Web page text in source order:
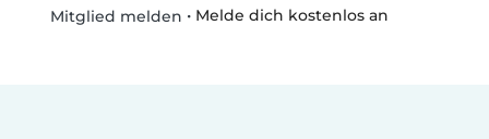
Mitglied melden • Melde dich kostenlos an